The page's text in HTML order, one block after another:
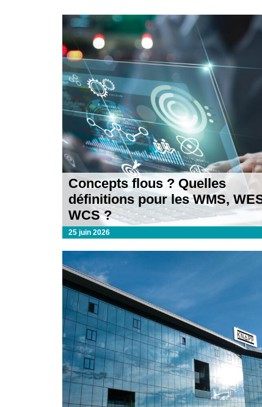
Concepts flous ? Quelles
définitions pour les WMS,
WCS ?
25 juin 2026